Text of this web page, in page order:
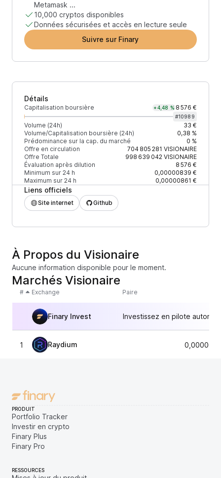
Metamask ...
10,000 cryptos disponibles
Données sécurisées et accès en lecture seule
Suivre sur Finary
Détails
Capitalisation boursière +4,48 % 8 576 €
#10989
Volume (24h)
33 €
Volume/Capitalisation boursière (24h)
0,38 %
Prédominance sur la cap. du marché
0 %
Offre en circulation
704 805 281 VISIONAIRE
Offre Totale
998 639 042VISIONAIRE
Évaluation après dilution
8 576 €
Minimum sur 24 h
0,00000839 €
Maximum sur 24 h
0,00000861 €
Liens officiels
Site internet Github
À Propos du Visionaire
Aucune information disponible pour le moment.
Marchés Visionaire
# Exchange Paire
Finary Invest Investissez en pilote
1 Raydium
PRODUIT
Portfolio Tracker
Investir en crypto
Finary Plus
Finary Pro
RESSOURCES